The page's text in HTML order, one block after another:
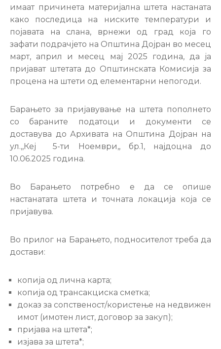
имаат причинета материјална штета настаната
како последица на ниските температури и
појавата на слана, врнежи од град која го
зафати подрачјето на Општина Дојран во месец
март, април и месец мај 2025 година, да ја
пријават штетата до Општинската Комисија за
процена на штети од елементарни непогоди.
Барањето за пријавување на штета пополнето
со бараните податоци и документи се
доставува до Архивата на Општина Дојран на
ул.,,Кеј 5-ти Ноември,, бр.1, најдоцна до
10.06.2025 година.
Во Барањето потребно е да се опише
настанатата штета и точната локација која се
пријавува.
Во прилог на Барањето, подносителот треба да
достави:
копија од лична карта;
копија од трансакциска сметка;
доказ за сопственост/користење на недвижен
имот (имотен лист, договор за закуп);
пријава на штета*;
изјава за штета*;